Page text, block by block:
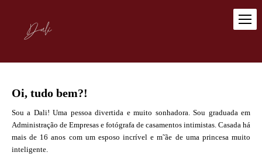
Oi, tudo bem?!
Sou a Dali! Uma pessoa divertida e muito sonhadora. Sou graduada em
Administração de Empresas e fotógrafa de casamentos intimistas. Casada há
mais de 16 anos com um esposo incrível e m˜ãe de uma princesa muito
inteligente.